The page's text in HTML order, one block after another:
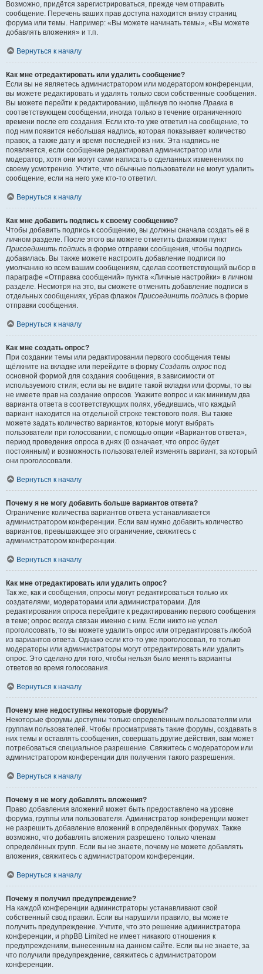
Возможно, придётся зарегистрироваться, прежде чем отправить
сообщение. Перечень ваших прав доступа находится внизу страниц
форума или темы. Например: «Вы можете начинать темы», «Вы можете
добавлять вложения» и т.п.
Вернуться к началу
Как мне отредактировать или удалить сообщение?
Если вы не являетесь администратором или модератором конференции,
вы можете редактировать и удалять только свои собственные сообщения.
Вы можете перейти к редактированию, щёлкнув по кнопке Правка в
соответствующем сообщении, иногда только в течение ограниченного
времени после его создания. Если кто-то уже ответил на сообщение, то
под ним появится небольшая надпись, которая показывает количество
правок, а также дату и время последней из них. Эта надпись не
появляется, если сообщение редактировал администратор или
модератор, хотя они могут сами написать о сделанных изменениях по
своему усмотрению. Учтите, что обычные пользователи не могут удалить
сообщение, если на него уже кто-то ответил.
Вернуться к началу
Как мне добавить подпись к своему сообщению?
Чтобы добавить подпись к сообщению, вы должны сначала создать её в
личном разделе. После этого вы можете отметить флажком пункт
Присоединить подпись в форме отправки сообщения, чтобы подпись
добавилась. Вы также можете настроить добавление подписи по
умолчанию ко всем вашим сообщениям, сделав соответствующий выбор в
параграфе «Отправка сообщений» пункта «Личные настройки» в личном
разделе. Несмотря на это, вы сможете отменить добавление подписи в
отдельных сообщениях, убрав флажок Присоединить подпись в форме
отправки сообщения.
Вернуться к началу
Как мне создать опрос?
При создании темы или редактировании первого сообщения темы
щёлкните на вкладке или перейдите в форму Создать опрос под
основной формой для создания сообщения, в зависимости от
используемого стиля; если вы не видите такой вкладки или формы, то вы
не имеете прав на создание опросов. Укажите вопрос и как минимум два
варианта ответа в соответствующих полях, убедившись, что каждый
вариант находится на отдельной строке текстового поля. Вы также
можете задать количество вариантов, которые могут выбрать
пользователи при голосовании, с помощью опции «Вариантов ответа»,
период проведения опроса в днях (0 означает, что опрос будет
постоянным) и возможность пользователей изменять вариант, за который
они проголосовали.
Вернуться к началу
Почему я не могу добавить больше вариантов ответа?
Ограничение количества вариантов ответа устанавливается
администратором конференции. Если вам нужно добавить количество
вариантов, превышающее это ограничение, свяжитесь с
администратором конференции.
Вернуться к началу
Как мне отредактировать или удалить опрос?
Так же, как и сообщения, опросы могут редактироваться только их
создателями, модераторами или администраторами. Для
редактирования опроса перейдите к редактированию первого сообщения
в теме; опрос всегда связан именно с ним. Если никто не успел
проголосовать, то вы можете удалить опрос или отредактировать любой
из вариантов ответа. Однако если кто-то уже проголосовал, то только
модераторы или администраторы могут отредактировать или удалить
опрос. Это сделано для того, чтобы нельзя было менять варианты
ответов во время голосования.
Вернуться к началу
Почему мне недоступны некоторые форумы?
Некоторые форумы доступны только определённым пользователям или
группам пользователей. Чтобы просматривать такие форумы, создавать в
них темы и оставлять сообщения, совершать другие действия, вам может
потребоваться специальное разрешение. Свяжитесь с модератором или
администратором конференции для получения такого разрешения.
Вернуться к началу
Почему я не могу добавлять вложения?
Право добавления вложений может быть предоставлено на уровне
форума, группы или пользователя. Администратор конференции может
не разрешить добавление вложений в определённых форумах. Также
возможно, что добавлять вложения разрешено только членам
определённых групп. Если вы не знаете, почему не можете добавлять
вложения, свяжитесь с администратором конференции.
Вернуться к началу
Почему я получил предупреждение?
На каждой конференции администраторы устанавливают свой
собственный свод правил. Если вы нарушили правило, вы можете
получить предупреждение. Учтите, что это решение администратора
конференции, и phpBB Limited не имеет никакого отношения к
предупреждениям, вынесенным на данном сайте. Если вы не знаете, за
что получили предупреждение, свяжитесь с администратором
конференции.